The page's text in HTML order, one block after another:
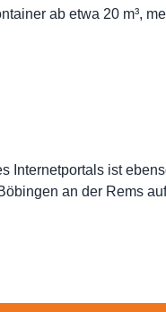
ab etwa 20 m³,
Internetportals ist
an der Rems